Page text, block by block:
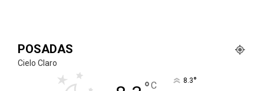
POSADAS
Cielo Claro
C 8.3°